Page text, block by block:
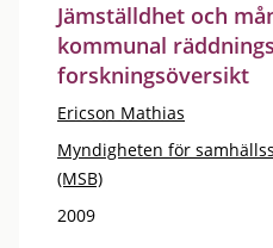
Jämställdhet och
kommunal
forskningsöversikt
Ericson Mathias
Myndigheten för
(MSB)
2009